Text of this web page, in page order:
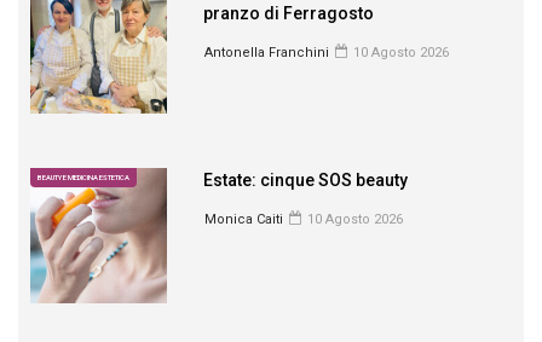
pranzo di Ferragosto
Antonella Franchini 10 Agosto 2026
BEAUTY E MEDICINA ESTETICA Estate: cinque SOS beauty
Monica Caiti 10 Agosto 2026